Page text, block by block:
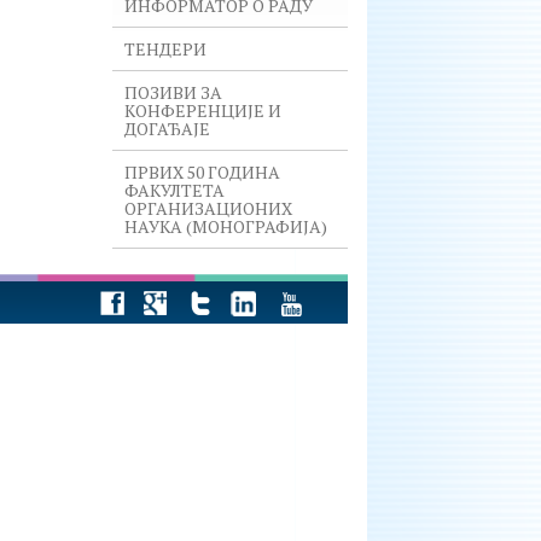
ИНФОРМАТОР О РАДУ
ТЕНДЕРИ
ПОЗИВИ ЗА
КОНФЕРЕНЦИЈЕ И
ДОГАЂАЈЕ
ПРВИХ 50 ГОДИНА
ФАКУЛТЕТА
ОРГАНИЗАЦИОНИХ
НАУКА (МОНОГРАФИЈА)